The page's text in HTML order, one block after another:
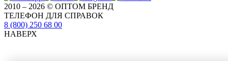
2010 – 2026 © ОПТОМ БРЕНД
ТЕЛЕФОН ДЛЯ СПРАВОК
8 (800) 250 68 00
НАВЕРХ